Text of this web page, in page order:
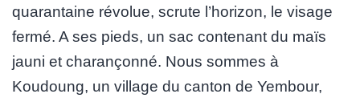
quarantaine révolue, scrute l’horizon, le visage
fermé. A ses pieds, un sac contenant du maïs
jauni et charançonné. Nous sommes à
Koudoung, un village du canton de Yembour,